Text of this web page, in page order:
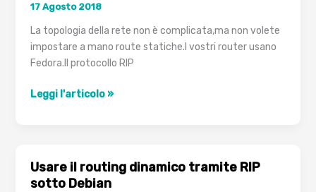
17 Agosto 2018
La topologia della rete non è complicata,ma non volete
impostare a mano route statiche.I vostri router usano
Fedora.Il protocollo RIP
Usare
RIP
Leggi l'articolo »
Usare il routing dinamico tramite RIP
sotto Debian